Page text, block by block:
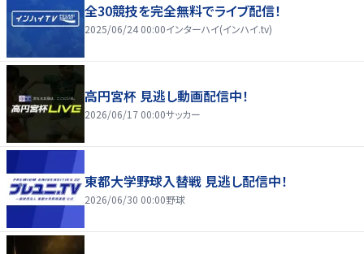
全30競技を完全無料でライブ配信！
2025/06/24 00:00インターハイ(インハイ.tv)
高円宮杯 見逃し動画配信中！
2026/06/17 00:00サッカー
東都大学野球入替戦 見逃し配信中！
2026/06/30 00:00野球